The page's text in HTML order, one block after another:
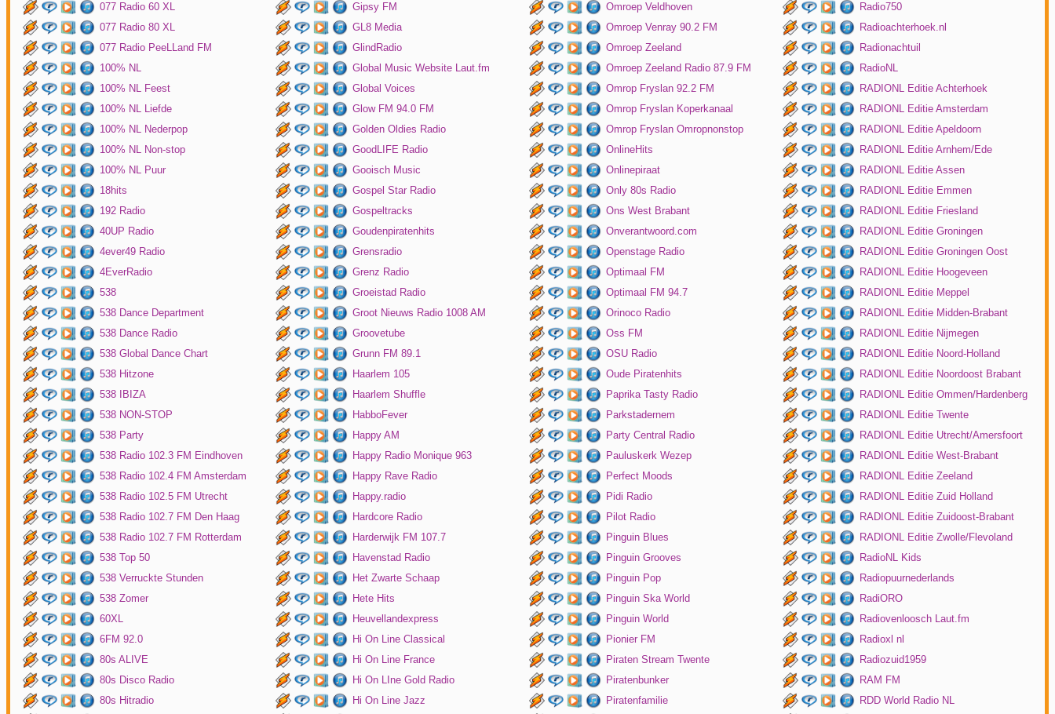
077 Radio 60 XL
077 Radio 80 XL
077 Radio PeeLLand FM
100% NL
100% NL Feest
100% NL Liefde
100% NL Nederpop
100% NL Non-stop
100% NL Puur
18hits
192 Radio
40UP Radio
4ever49 Radio
4EverRadio
538
538 Dance Department
538 Dance Radio
538 Global Dance Chart
538 Hitzone
538 IBIZA
538 NON-STOP
538 Party
538 Radio 102.3 FM Eindhoven
538 Radio 102.4 FM Amsterdam
538 Radio 102.5 FM Utrecht
538 Radio 102.7 FM Den Haag
538 Radio 102.7 FM Rotterdam
538 Top 50
538 Verruckte Stunden
538 Zomer
60XL
6FM 92.0
80s ALIVE
80s Disco Radio
80s Hitradio
Gipsy FM
GL8 Media
GlindRadio
Global Music Website Laut.fm
Global Voices
Glow FM 94.0 FM
Golden Oldies Radio
GoodLIFE Radio
Gooisch Music
Gospel Star Radio
Gospeltracks
Goudenpiratenhits
Grensradio
Grenz Radio
Groeistad Radio
Groot Nieuws Radio 1008 AM
Groovetube
Grunn FM 89.1
Haarlem 105
Haarlem Shuffle
HabboFever
Happy AM
Happy Radio Monique 963
Happy Rave Radio
Happy.radio
Hardcore Radio
Harderwijk FM 107.7
Havenstad Radio
Het Zwarte Schaap
Hete Hits
Heuvellandexpress
Hi On Line Classical
Hi On Line France
Hi On LIne Gold Radio
Hi On Line Jazz
Omroep Veldhoven
Omroep Venray 90.2 FM
Omroep Zeeland
Omroep Zeeland Radio 87.9 FM
Omrop Fryslan 92.2 FM
Omrop Fryslan Koperkanaal
Omrop Fryslan Omropnonstop
OnlineHits
Onlinepiraat
Only 80s Radio
Ons West Brabant
Onverantwoord.com
Openstage Radio
Optimaal FM
Optimaal FM 94.7
Orinoco Radio
Oss FM
OSU Radio
Oude Piratenhits
Paprika Tasty Radio
Parkstadernem
Party Central Radio
Pauluskerk Wezep
Perfect Moods
Pidi Radio
Pilot Radio
Pinguin Blues
Pinguin Grooves
Pinguin Pop
Pinguin Ska World
Pinguin World
Pionier FM
Piraten Stream Twente
Piratenbunker
Piratenfamilie
Radio750
Radioachterhoek.nl
Radionachtuil
RadioNL
RADIONL Editie Achterhoek
RADIONL Editie Amsterdam
RADIONL Editie Apeldoorn
RADIONL Editie Arnhem/Ede
RADIONL Editie Assen
RADIONL Editie Emmen
RADIONL Editie Friesland
RADIONL Editie Groningen
RADIONL Editie Groningen Oost
RADIONL Editie Hoogeveen
RADIONL Editie Meppel
RADIONL Editie Midden-Brabant
RADIONL Editie Nijmegen
RADIONL Editie Noord-Holland
RADIONL Editie Noordoost Brabant
RADIONL Editie Ommen/Hardenberg
RADIONL Editie Twente
RADIONL Editie Utrecht/Amersfoort
RADIONL Editie West-Brabant
RADIONL Editie Zeeland
RADIONL Editie Zuid Holland
RADIONL Editie Zuidoost-Brabant
RADIONL Editie Zwolle/Flevoland
RadioNL Kids
Radiopuurnederlands
RadiORO
Radiovenloosch Laut.fm
Radioxl nl
Radiozuid1959
RAM FM
RDD World Radio NL